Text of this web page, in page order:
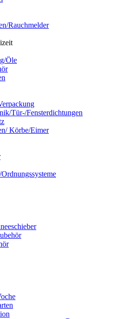
Rauchmelder
Öle
Tür-/Fensterdichtungen
Körbe/Eimer